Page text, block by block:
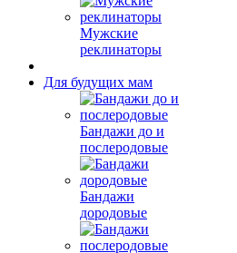
Мужские
реклинаторы
Для будущих мам
Бандажи до и
послеродовые
Бандажи
дородовые